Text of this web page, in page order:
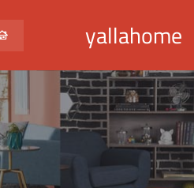
yallahome